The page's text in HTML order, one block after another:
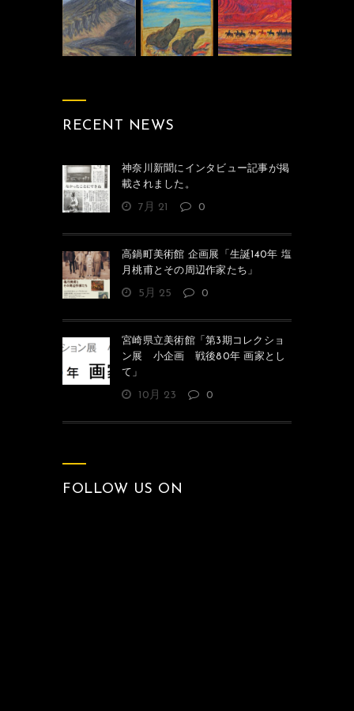
RECENT NEWS
神奈川新聞にインタビュー記事が掲
載されました。
7月 21 0
高鍋町美術館 企画展「生誕140年 塩
月桃甫とその周辺作家たち」
5月 25 0
宮崎県立美術館「第3期コレクショ
ン展 小企画 戦後80年 画家とし
て」
10月 23 0
FOLLOW US ON